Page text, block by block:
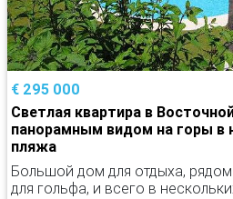
€ 295 000
Светлая квартира в
панорамным видом на горы в
пляжа
Большой дом для отдыха, рядом
для гольфа, и всего в